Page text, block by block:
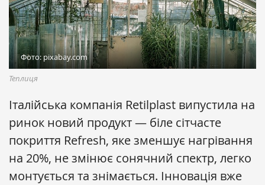
Фото: pixabay.com
Теплиця
Італійська компанія Retilplast випустила на
ринок новий продукт — біле сітчасте
покриття Refresh, яке зменшує нагрівання
на 20%, не змінює сонячний спектр, легко
монтується та знімається. Інновація вже